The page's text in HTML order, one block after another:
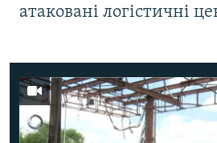
атаковані логістичні